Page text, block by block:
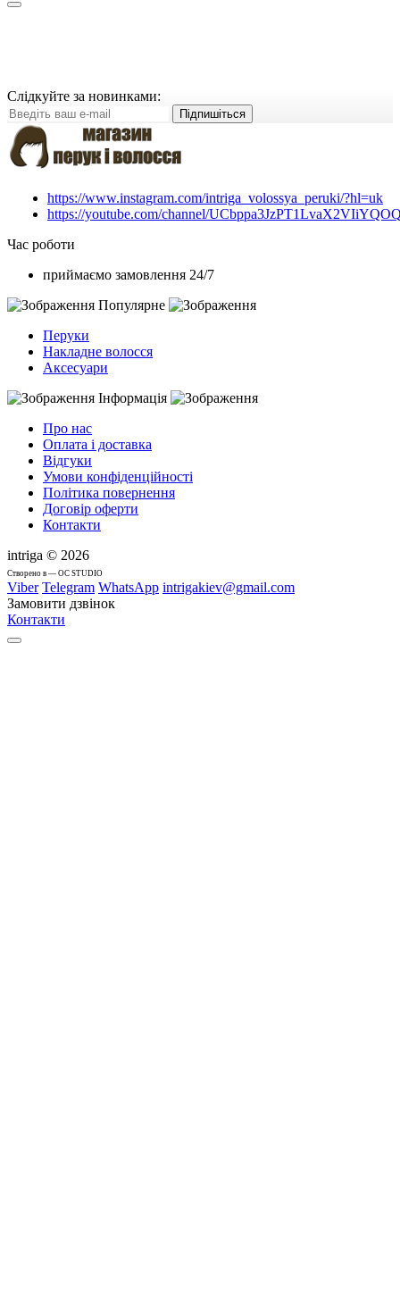
Слідкуйте за новинками:
Підпишіться
https://www.instagram.com/intriga_volossya_peruki/?hl=uk
https://youtube.com/channel/
Час роботи
приймаємо замовлення 24/7
Популярне
Перуки
Накладне волосся
Аксесуари
Інформація
Про нас
Оплата і доставка
Відгуки
Умови конфіденційності
Політика повернення
Договір оферти
Контакти
intriga © 2026
Cтворено в — OC STUDIO
Viber Telegram WhatsApp intrigakiev@gmail.com
Замовити дзвінок
Контакти